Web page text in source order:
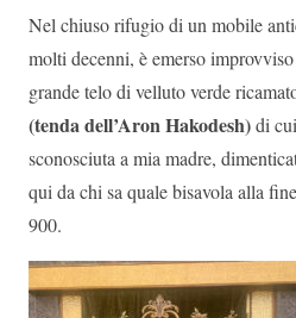
Nel chiuso rifugio di un mobile
molti decenni, è emerso
grande telo di velluto verde
(tenda dell’Aron Hakodesh)di
sconosciuta a mia madre,
qui da chi sa quale bisavola alla
900.